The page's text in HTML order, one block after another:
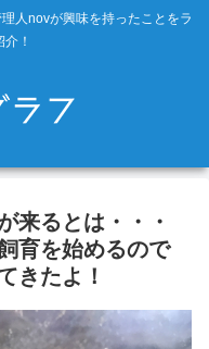
人novが興味を持ったことをラ
！
来るとは・・・
育を始めるので
きたよ！